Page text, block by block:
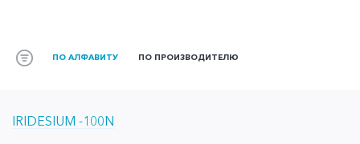
ПО АЛФАВИТУ ПО ПРОИЗВОДИТЕЛЮ
IRIDESIUM -100N